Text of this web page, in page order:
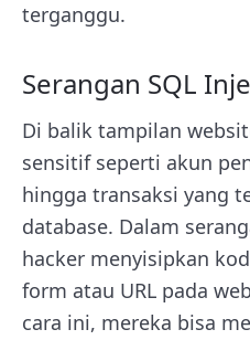
terganggu.
Serangan SQL
Di balik tampilan
sensitif seperti akun
hingga transaksi yang
database. Dalam
hacker menyisipkan
form atau URL pada
cara ini, mereka bisa